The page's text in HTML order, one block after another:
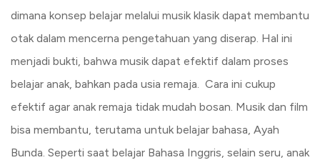
dimana konsep belajar melalui musik klasik dapat membantu
otak dalam mencerna pengetahuan yang diserap. Hal ini
menjadi bukti, bahwa musik dapat efektif dalam proses
belajar anak, bahkan pada usia remaja. Cara ini cukup
efektif agar anak remaja tidak mudah bosan. Musik dan film
bisa membantu, terutama untuk belajar bahasa, Ayah
Bunda. Seperti saat belajar Bahasa Inggris, selain seru, anak